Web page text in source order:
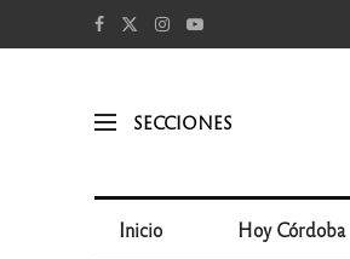
SECCIONES
Inicio Hoy Córdoba